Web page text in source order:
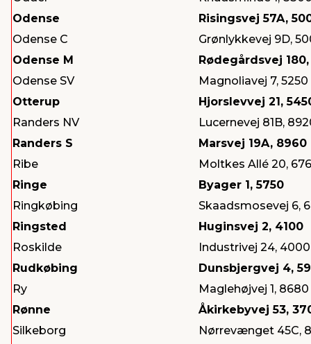
Odense
Risingsvej 57A,
Odense C
Grønlykkevej 9D,
Odense M
Rødegårdsvej 180,
Odense SV
Magnoliavej 7, 5250
Otterup
Hjorslevvej 21,
Randers NV
Lucernevej 81B,
Randers S
Marsvej 19A, 8960
Ribe
Moltkes Allé 20,
Ringe
Byager 1, 5750
Ringkøbing
Skaadsmosevej 6,
Ringsted
Huginsvej 2, 4100
Roskilde
Industrivej 24, 4000
Rudkøbing
Dunsbjergvej 4,
Ry
Maglehøjvej 1, 8680
Rønne
Åkirkebyvej 53,
Silkeborg
Nørrevænget 45C,